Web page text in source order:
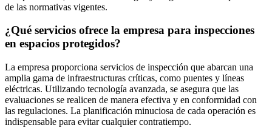
de las normativas vigentes.
¿Qué servicios ofrece la empresa para inspecciones
en espacios protegidos?
La empresa proporciona servicios de inspección que abarcan una
amplia gama de infraestructuras críticas, como puentes y líneas
eléctricas. Utilizando tecnología avanzada, se asegura que las
evaluaciones se realicen de manera efectiva y en conformidad con
las regulaciones. La planificación minuciosa de cada operación es
indispensable para evitar cualquier contratiempo.